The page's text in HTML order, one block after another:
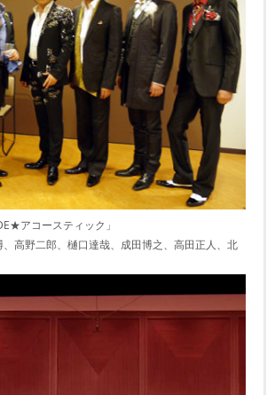
アコースティック」
、高野二郎、樋口達哉、成田博之、高田正人、北